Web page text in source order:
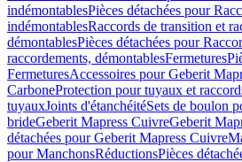
indémontablesPièces détachées pour
indémontablesRaccords de transition et
démontablesPièces détachées pour
raccordements, démontablesFermetures
FermeturesAccessoires pour Geberit
CarboneProtection pour tuyaux et
tuyauxJoints d'étanchéitéSets de boulon
brideGeberit Mapress CuivreGeberit
détachées pour Geberit Mapress Cuivre
pour ManchonsRéductionsPièces